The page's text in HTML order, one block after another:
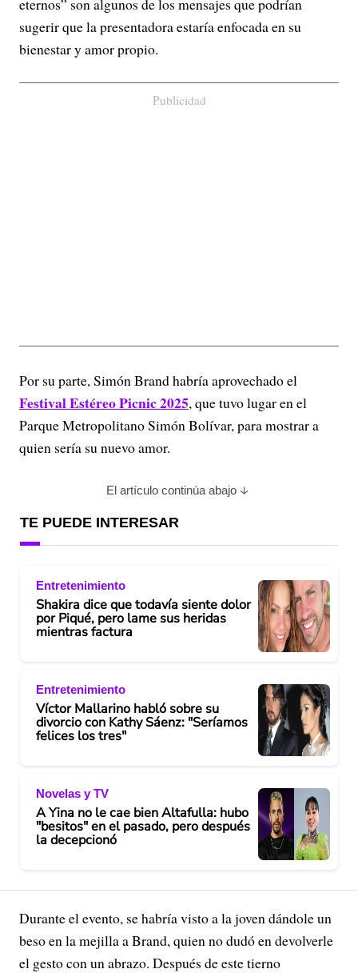
eternos” son algunos de los mensajes que podrían
sugerir que la presentadora estaría enfocada en su
bienestar y amor propio.
Publicidad
Por su parte, Simón Brand habría aprovechado el
Festival Estéreo Picnic 2025, que tuvo lugar en el
Parque Metropolitano Simón Bolívar, para mostrar a
quien sería su nuevo amor.
El artículo continúa abajo
TE PUEDE INTERESAR
Entretenimiento
Shakira dice que todavía siente dolor
por Piqué, pero lame sus heridas
mientras factura
Entretenimiento
Víctor Mallarino habló sobre su
divorcio con Kathy Sáenz: "Seríamos
felices los tres"
Novelas y TV
A Yina no le cae bien Altafulla: hubo
"besitos" en el pasado, pero después
la decepcionó
Durante el evento, se habría visto a la joven dándole un
beso en la mejilla a Brand, quien no dudó en devolverle
el gesto con un abrazo. Después de este tierno